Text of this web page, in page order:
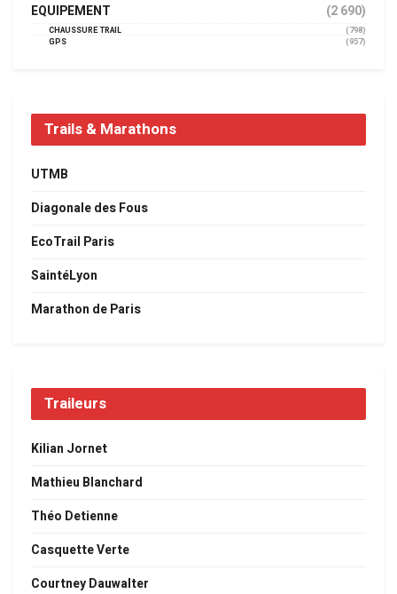
EQUIPEMENT (2 690)
CHAUSSURE TRAIL
(798)
GPS
(957)
Trails & Marathons
UTMB
Diagonale des Fous
EcoTrail Paris
SaintéLyon
Marathon de Paris
Traileurs
Kilian Jornet
Mathieu Blanchard
Théo Detienne
Casquette Verte
Courtney Dauwalter